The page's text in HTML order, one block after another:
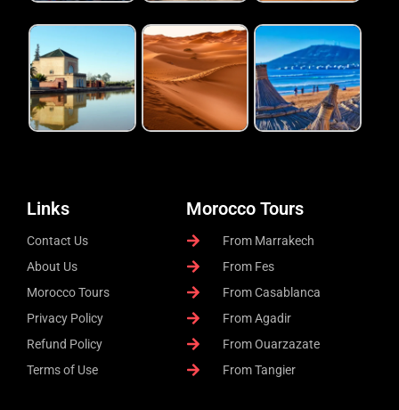
Morocco Tours
From Marrakech
From Fes
From Casablanca
From Agadir
From Ouarzazate
From Tangier
Links
Contact Us
About Us
Morocco Tours
Privacy Policy
Refund Policy
Terms of Use